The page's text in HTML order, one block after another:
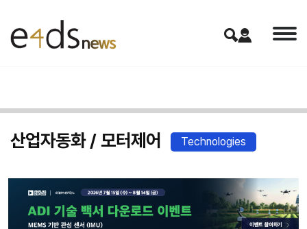
산업자동화 / 모터제어 Technologies